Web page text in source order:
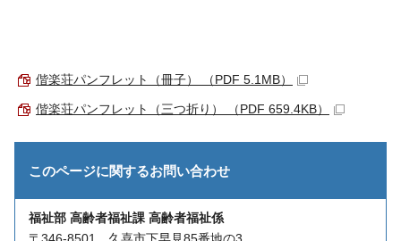
偕楽荘パンフレット（冊子） （PDF 5.1MB）
偕楽荘パンフレット（三つ折り） （PDF 659.4KB）
このページに関するお問い合わせ
福祉部 高齢者福祉課 高齢者福祉係